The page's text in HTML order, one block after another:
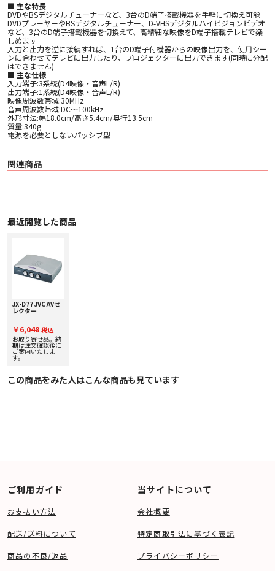
■ 主な特長
DVDやBSデジタルチューナーなど、3台のD端子搭載機器を手軽に切換え可能
DVDプレーヤーやBSデジタルチューナー、D-VHSデジタルハイビジョンビデオ
など、3台のD端子搭載機器を切換えて、高精細な映像をD端子搭載テレビで楽
しめます
入力と出力を逆に接続すれば、1台のD端子付機器からの映像出力を、使用シー
ンに合わせてテレビに出力したり、プロジェクターに出力できます(同時に分配
はできません)
■ 主な仕様
入力端子:3系統(D4映像・音声L/R)
出力端子:1系統(D4映像・音声L/R)
映像周波数帯域:30MHz
音声周波数帯域:DC〜100kHz
外形寸法:幅18.0cm/高さ5.4cm/奥行13.5cm
質量:340g
電源を必要としないパッシブ型
関連商品
最近閲覧した商品
JX-D77 JVC AVセ
レクター
￥6,048 税込
お取り寄せ品。納
期は注文確認後に
ご案内いたしま
す。
この商品をみた人はこんな商品も見ています
ご利用ガイド
お支払い方法
配送/送料について
商品の不良/返品
当サイトについて
会社概要
特定商取引法に基づく表記
プライバシーポリシー